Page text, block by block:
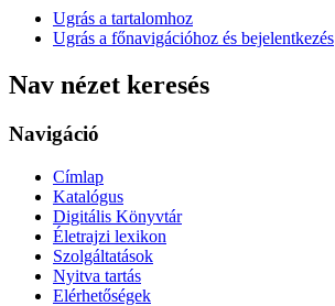
Ugrás a tartalomhoz
Ugrás a főnavigációhoz és bejelentkezés
Nav nézet keresés
Navigáció
Címlap
Katalógus
Digitális Könyvtár
Életrajzi lexikon
Szolgáltatások
Nyitva tartás
Elérhetőségek